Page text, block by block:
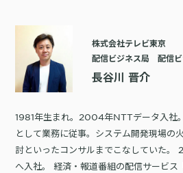
株式会社テレビ東京
配信ビジネス局 配信ビ
長谷川 晋介
1981年生まれ。2004年NTTデータ入社
として業務に従事。システム開発現場の
討といったコンサルまでこなしていた。
へ入社。 経済・報道番組の配信サービ